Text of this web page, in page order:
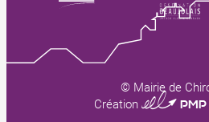
© Mairie de
Création 0123 PMP